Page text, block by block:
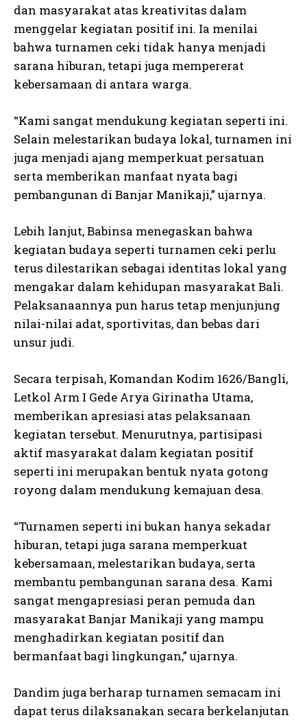
dan masyarakat atas kreativitas dalam
menggelar kegiatan positif ini. Ia menilai
bahwa turnamen ceki tidak hanya menjadi
sarana hiburan, tetapi juga mempererat
kebersamaan di antara warga.
“Kami sangat mendukung kegiatan seperti ini.
Selain melestarikan budaya lokal, turnamen ini
juga menjadi ajang memperkuat persatuan
serta memberikan manfaat nyata bagi
pembangunan di Banjar Manikaji,” ujarnya.
Lebih lanjut, Babinsa menegaskan bahwa
kegiatan budaya seperti turnamen ceki perlu
terus dilestarikan sebagai identitas lokal yang
mengakar dalam kehidupan masyarakat Bali.
Pelaksanaannya pun harus tetap menjunjung
nilai-nilai adat, sportivitas, dan bebas dari
unsur judi.
Secara terpisah, Komandan Kodim 1626/Bangli,
Letkol Arm I Gede Arya Girinatha Utama,
memberikan apresiasi atas pelaksanaan
kegiatan tersebut. Menurutnya, partisipasi
aktif masyarakat dalam kegiatan positif
seperti ini merupakan bentuk nyata gotong
royong dalam mendukung kemajuan desa.
“Turnamen seperti ini bukan hanya sekadar
hiburan, tetapi juga sarana memperkuat
kebersamaan, melestarikan budaya, serta
membantu pembangunan sarana desa. Kami
sangat mengapresiasi peran pemuda dan
masyarakat Banjar Manikaji yang mampu
menghadirkan kegiatan positif dan
bermanfaat bagi lingkungan,” ujarnya.
Dandim juga berharap turnamen semacam ini
dapat terus dilaksanakan secara berkelanjutan